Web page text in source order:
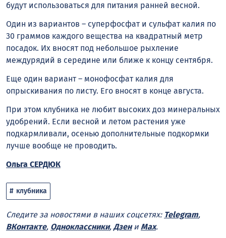
будут использоваться для питания ранней весной.
Один из вариантов – суперфосфат и сульфат калия по
30 граммов каждого вещества на квадратный метр
посадок. Их вносят под небольшое рыхление
междурядий в середине или ближе к концу сентября.
Еще один вариант – монофосфат калия для
опрыскивания по листу. Его вносят в конце августа.
При этом клубника не любит высоких доз минеральных
удобрений. Если весной и летом растения уже
подкармливали, осенью дополнительные подкормки
лучше вообще не проводить.
Ольга СЕРДЮК
клубника
Следите за новостями в наших соцсетях: Telegram,
ВКонтакте, Одноклассники, Дзени Max.